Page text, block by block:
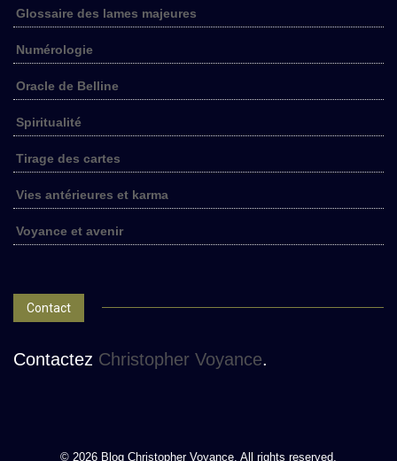
Glossaire des lames majeures
Numérologie
Oracle de Belline
Spiritualité
Tirage des cartes
Vies antérieures et karma
Voyance et avenir
Contact
Contactez Christopher Voyance.
© 2026 Blog Christopher Voyance. All rights reserved.